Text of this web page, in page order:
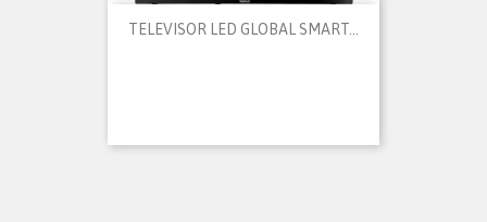
TELEVISOR LED GLOBAL SMART...